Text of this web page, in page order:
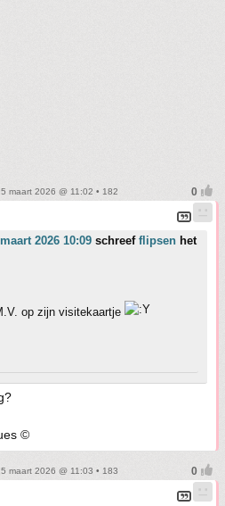
maart 2026 @ 11:02 • 182
2026 10:09 schreef flipsen het
op zijn visitekaartje
©
maart 2026 @ 11:03 • 183